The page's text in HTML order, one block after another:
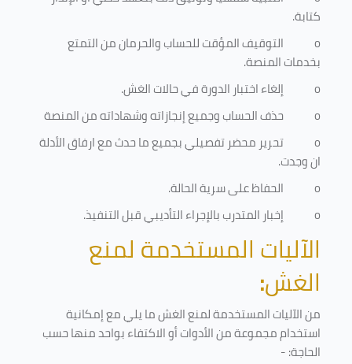
كتابة.
o
التوقيف المؤقت للحساب والحرمان من التمتع
بخدمات المنصة.
o
إلغاء اختبار الدورة في حالات الغش.
o
حذف الحساب وجميع إنجازاته وشهاداته من المنصة
o
تحرير محضر تفصيلي بجميع ما حدث مع ارفاق الأدلة
ان وجدت.
o
الحفاظ على سرية الحالة.
o
إخبار المتدرب بالإجراء التأديبي قبل التنفيذ.
الآليات المستخدمة لمنع
الغش:
من الآليات المستخدمة لمنع الغش ما يلي مع إمكانية
استخدام مجموعة من الأدوات أو الاكتفاء بواحد منها حسب
الحاجة: -